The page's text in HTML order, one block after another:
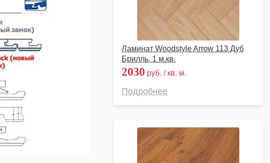
Ламинат Woodstyle Arrow 113 Дуб
Брилль, 1 м.кв.
2030 руб. / кв. м.
Подробнее